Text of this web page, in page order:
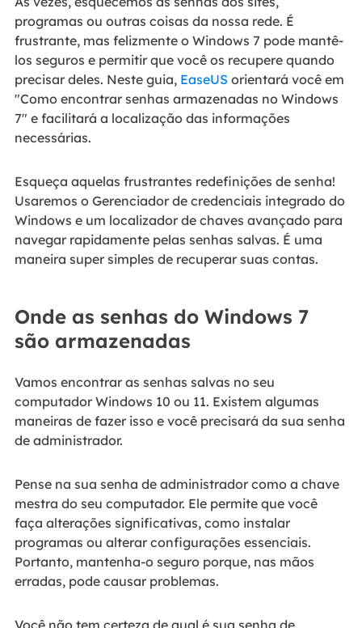
programas ou outras coisas da nossa rede. É
frustrante, mas felizmente o Windows 7 pode mantê-
los seguros e permitir que você os recupere quando
precisar deles. Neste guia, EaseUS orientará você em
"Como encontrar senhas armazenadas no Windows
7" e facilitará a localização das informações
necessárias.
Esqueça aquelas frustrantes redefinições de senha!
Usaremos o Gerenciador de credenciais integrado do
Windows e um localizador de chaves avançado para
navegar rapidamente pelas senhas salvas. É uma
maneira super simples de recuperar suas contas.
Onde as senhas do Windows 7
são armazenadas
Vamos encontrar as senhas salvas no seu
computador Windows 10 ou 11. Existem algumas
maneiras de fazer isso e você precisará da sua senha
de administrador.
Pense na sua senha de administrador como a chave
mestra do seu computador. Ele permite que você
faça alterações significativas, como instalar
programas ou alterar configurações essenciais.
Portanto, mantenha-o seguro porque, nas mãos
erradas, pode causar problemas.
Você não tem certeza de qual é sua senha de